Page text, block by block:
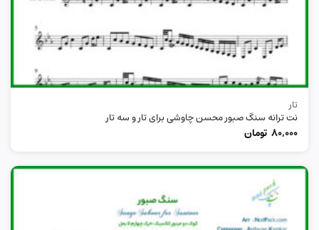
تار
نت ترانه سنگ صبور محسن چاوشی برای تار و سه تار
80,000 تومان